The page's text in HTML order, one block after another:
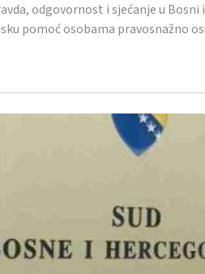
odgovornost i sjećanje u
pomoć osobama pravosnažno